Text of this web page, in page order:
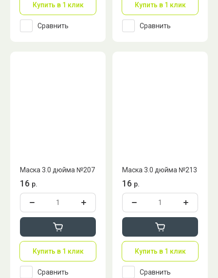
Купить в 1 клик
Сравнить
Купить в 1 клик
Сравнить
Маска 3.0 дюйма №207
16 р.
Купить в 1 клик
Сравнить
Маска 3.0 дюйма №213
16 р.
Купить в 1 клик
Сравнить